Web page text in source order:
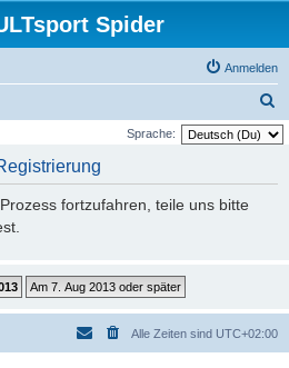
Spider
Anmelden
u
Sprache:
fortzufahren, teile uns bitte
Alle Zeiten sind UTC+02:00